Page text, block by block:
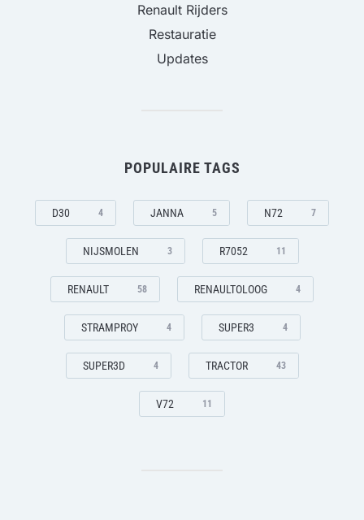
Renault Rijders
Restauratie
Updates
POPULAIRE TAGS
D30 4 JANNA 5 N72 7
NIJSMOLEN 3 R7052 11
RENAULT 58 RENAULTOLOOG 4
STRAMPROY 4 SUPER3 4
SUPER3D 4 TRACTOR 43
V72 11